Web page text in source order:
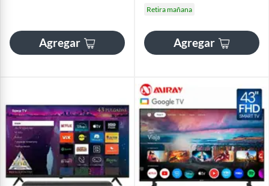
Agregar
Retira mañana
Agregar